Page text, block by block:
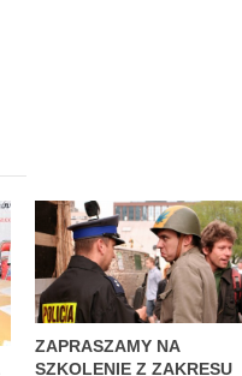
ZAPRASZAMY NA
SZKOLENIE Z ZAKRESU